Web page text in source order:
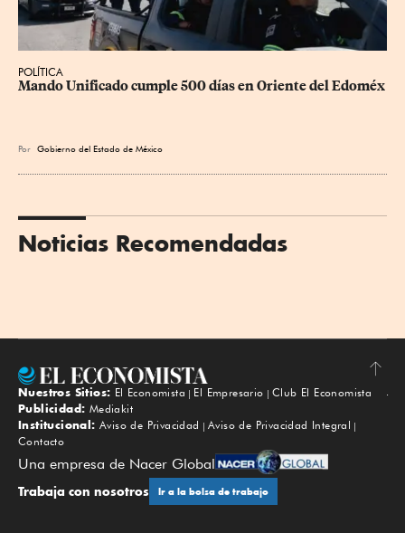
POLÍTICA
Mando Unificado cumple 500 días en Oriente del Edoméx
Por Gobierno del Estado de México
Noticias Recomendadas
Subir
Nuestros Sitios: El Economista El Empresario
Club El Economista
Publicidad: Mediakit
Institucional: Aviso de Privacidad
Aviso de Privacidad Integral
Contacto
Una empresa de Nacer Global
Trabaja con nosotros Ir a la bolsa de trabajo